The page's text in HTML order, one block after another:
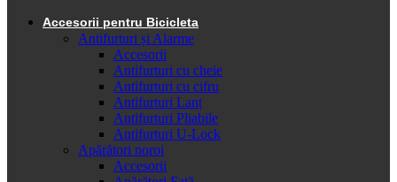
Accesorii pentru Bicicleta
Antifurturi și Alarme
Accesorii
Antifurturi cu cheie
Antifurturi cu cifru
Antifurturi Lanț
Antifurturi Pliabile
Antifurturi U-Lock
Apărători noroi
Accesorii